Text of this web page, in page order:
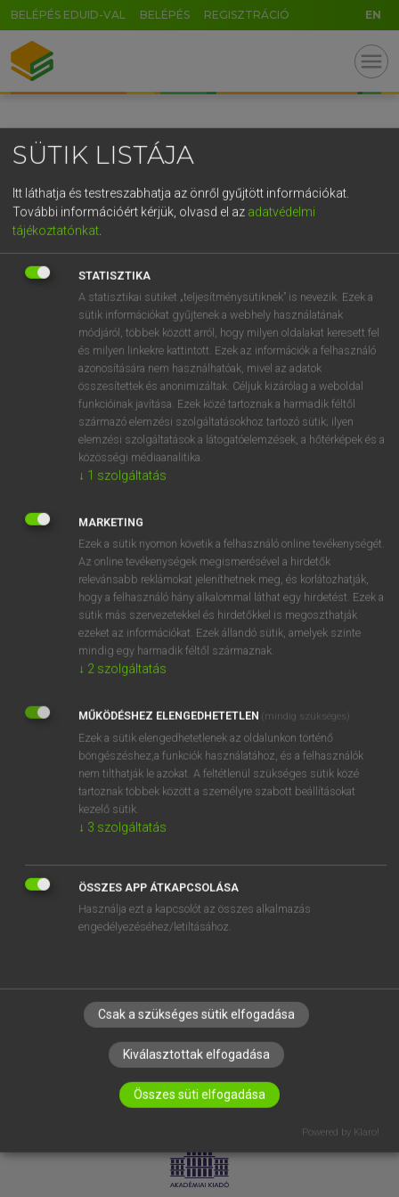
BELÉPÉS EDUID-VAL BELÉPÉS REGISZTRÁCIÓ EN
menu
OOOOPS!
SZOTAR.NET APPLIKÁCIÓ
MICROSOFT OFFICE BŐVÍTMÉNY
BEÉPÜLŐ SZÓTÁRMODUL
ONLINE NYELVVIZSGA
EGYÉNI FELHASZNÁLÓKNAK
TANULÓKNAK
OKTATÁSI INTÉZMÉNYEKNEK
VÁLLALATI MEGOLDÁSOK
RÓLUNK
ELÉRHETŐSÉG
SÜTI BEÁLLÍTÁSOK
LICENCSZERZŐDÉS ADATVÉDELEM
SÜTIK LISTÁJA
Itt láthatja és testreszabhatja az önről gyűjtött információkat.
További információért kérjük, olvasd el az adatvédelmi
tájékoztatónkat
STATISZTIKA
A statisztikai sütiket „teljesítménysütiknek” is nevezik. Ezek a
sütik információkat gyűjtenek a webhely használatának
módjáról, többek között arról, hogy milyen oldalakat keresett fel
és milyen linkekre kattintott. Ezek az információk a felhasználó
azonosítására nem használhatóak, mivel az adatok
összesítettek és anonimizáltak. Céljuk kizárólag a weboldal
funkcióinak javítása. Ezek közé tartoznak a harmadik féltől
származó elemzési szolgáltatásokhoz tartozó sütik; ilyen
elemzési szolgáltatások a látogatóelemzések, a hőtérképek és a
közösségi médiaanalitika.
↓ 1 szolgáltatás
MARKETING
Ezek a sütik nyomon követik a felhasználó online tevékenységét.
Az online tevékenységek megismerésével a hirdetők
relevánsabb reklámokat jeleníthetnek meg, és korlátozhatják,
hogy a felhasználó hány alkalommal láthat egy hirdetést. Ezek a
sütik más szervezetekkel és hirdetőkkel is megoszthatják
ezeket az információkat. Ezek állandó sütik, amelyek szinte
mindig egy harmadik féltől származnak.
↓ 2 szolgáltatás
MŰKÖDÉSHEZ ELENGEDHETETLEN (mindig szükséges)
Ezek a sütik elengedhetetlenek az oldalunkon történő
böngészéshez,a funkciók használatához, és a felhasználók
nem tilthatják le azokat. A feltétlenül szükséges sütik közé
tartoznak többek között a személyre szabott beállításokat
kezelő sütik.
↓ 3 szolgáltatás
ÖSSZES APP ÁTKAPCSOLÁSA
Használja ezt a kapcsolót az összes alkalmazás
engedélyezéséhez/letiltásához.
Csak a szükséges sütik elfogadása
Kiválasztottak elfogadása
Összes süti elfogadása
Powered by Klaro!
GR
5
g h k l
v b n m , . - AltGr